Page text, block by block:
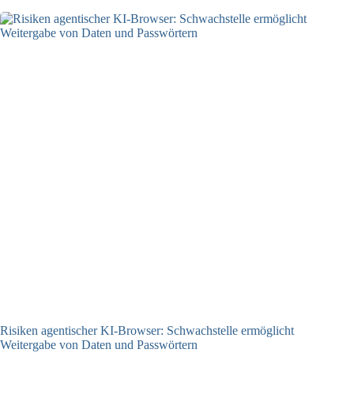
Risiken agentischer KI-Browser: Schwachstelle ermöglicht
Weitergabe von Daten und Passwörtern